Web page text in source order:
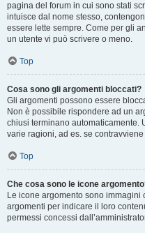
pagina del forum in cui sono stati
intuisce dal nome stesso,
essere lette sempre. Come per gli
un utente vi può scrivere o meno.
Top
Cosa sono gli argomenti bloccati?
Gli argomenti possono essere
Non è possibile rispondere ad un
chiusi terminano automaticamente.
varie ragioni, ad es. se
Top
Che cosa sono le icone
Le icone argomento sono
argomenti per indicare il loro
permessi concessi